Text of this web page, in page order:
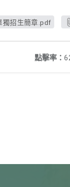
獨招生簡章.pdf
點擊率：